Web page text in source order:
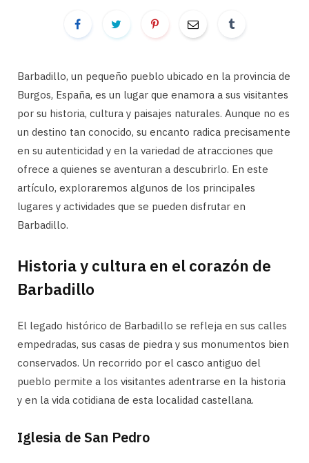
Barbadillo, un pequeño pueblo ubicado en la provincia de
Burgos, España, es un lugar que enamora a sus visitantes
por su historia, cultura y paisajes naturales. Aunque no es
un destino tan conocido, su encanto radica precisamente
en su autenticidad y en la variedad de atracciones que
ofrece a quienes se aventuran a descubrirlo. En este
artículo, exploraremos algunos de los principales
lugares y actividades que se pueden disfrutar en
Barbadillo.
Historia y cultura en el corazón de
Barbadillo
El legado histórico de Barbadillo se refleja en sus calles
empedradas, sus casas de piedra y sus monumentos bien
conservados. Un recorrido por el casco antiguo del
pueblo permite a los visitantes adentrarse en la historia
y en la vida cotidiana de esta localidad castellana.
Iglesia de San Pedro